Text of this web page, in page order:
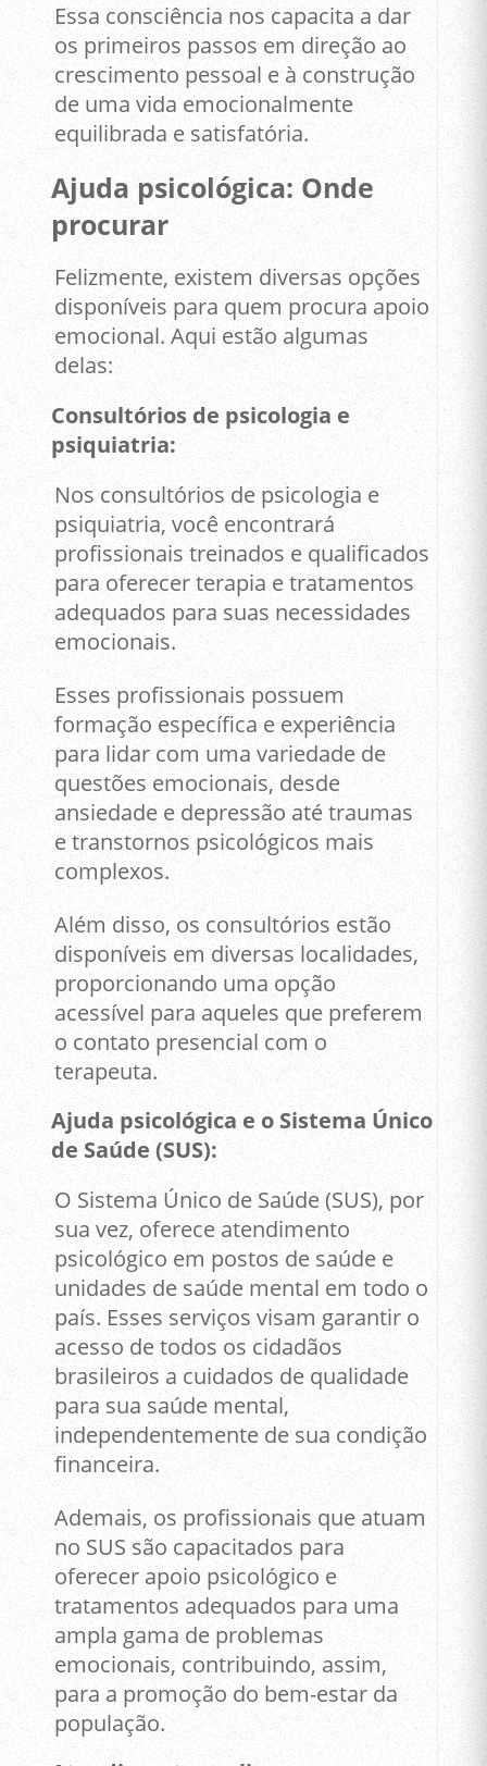
Essa consciência nos capacita a dar
os primeiros passos em direção ao
crescimento pessoal e à construção
de uma vida emocionalmente
equilibrada e satisfatória.
Ajuda psicológica: Onde
procurar
Felizmente, existem diversas opções
disponíveis para quem procura apoio
emocional. Aqui estão algumas
delas:
Consultórios de psicologia e
psiquiatria:
Nos consultórios de psicologia e
psiquiatria, você encontrará
profissionais treinados e qualificados
para oferecer terapia e tratamentos
adequados para suas necessidades
emocionais.
Esses profissionais possuem
formação específica e experiência
para lidar com uma variedade de
questões emocionais, desde
ansiedade e depressão até traumas
e transtornos psicológicos mais
complexos.
Além disso, os consultórios estão
disponíveis em diversas localidades,
proporcionando uma opção
acessível para aqueles que preferem
o contato presencial com o
terapeuta.
Ajuda psicológica e o Sistema Único
de Saúde (SUS):
O Sistema Único de Saúde (SUS), por
sua vez, oferece atendimento
psicológico em postos de saúde e
unidades de saúde mental em todo o
país. Esses serviços visam garantir o
acesso de todos os cidadãos
brasileiros a cuidados de qualidade
para sua saúde mental,
independentemente de sua condição
financeira.
Ademais, os profissionais que atuam
no SUS são capacitados para
oferecer apoio psicológico e
tratamentos adequados para uma
ampla gama de problemas
emocionais, contribuindo, assim,
para a promoção do bem-estar da
população.